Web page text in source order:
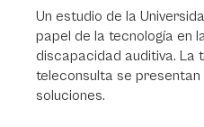
Un estudio de la
papel de la tecnología en
discapacidad auditiva. La
teleconsulta se
soluciones.